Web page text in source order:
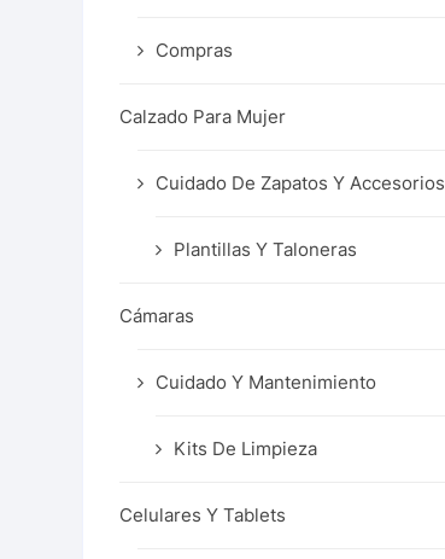
Compras
Calzado Para Mujer
Cuidado De Zapatos Y Accesorios
Plantillas Y Taloneras
Cámaras
Cuidado Y Mantenimiento
Kits De Limpieza
Celulares Y Tablets